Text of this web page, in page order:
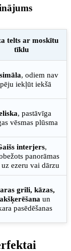
telts ar moskītu
tīklu
, odiem nav
iekļūt iekšā
, pastāvīga
vēsmas plūsma
interjers,
panorāmas
uz ezeru vai dārzu
grili, kāzas,
un
pasēdēšanas